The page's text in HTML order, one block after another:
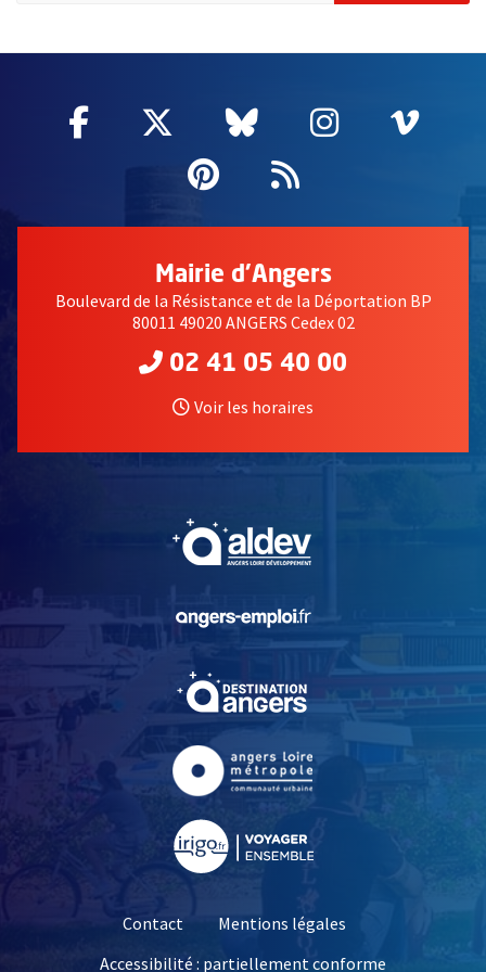
Facebook
, Ouvre une nouvelle fenêtre
Twitter
, Ouvre une nouvelle
Bluesky
, Ouvre une
Instagram
, Ouvre
,
Pinterest
, Ouvre une
Flux RSS
Mairie d'Angers
Boulevard de la Résistance et de la Déportation BP
80011 49020 ANGERS Cedex 02
02 41 05 40 00
Voir les horaires
, Ouvre une nouvelle
, Ouvre une nouvelle
Contact
Mentions légales
Accessibilité : partiellement conforme